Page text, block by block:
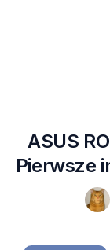
ASUS
Pierwsze
serii